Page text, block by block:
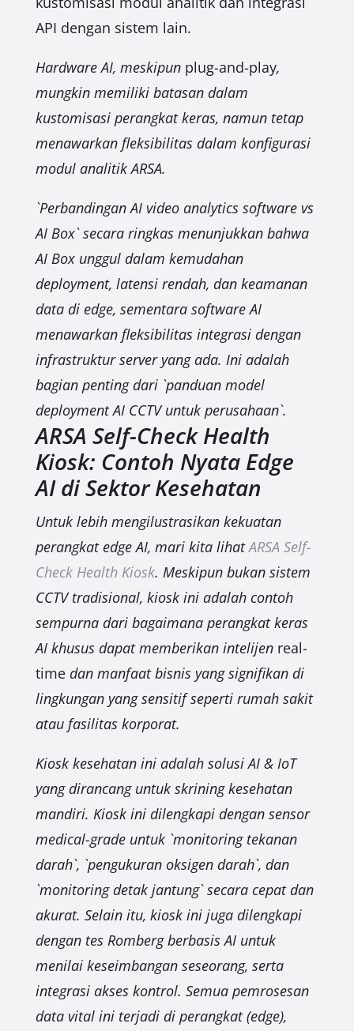
API dengan sistem lain.
Hardware AI, meskipun plug-and-play,
mungkin memiliki batasan dalam
kustomisasi perangkat keras, namun tetap
menawarkan fleksibilitas dalam konfigurasi
modul analitik ARSA.
`Perbandingan AI video analytics software vs
AI Box` secara ringkas menunjukkan bahwa
AI Box unggul dalam kemudahan
deployment, latensi rendah, dan keamanan
data di edge, sementara software AI
menawarkan fleksibilitas integrasi dengan
infrastruktur server yang ada. Ini adalah
bagian penting dari `panduan model
deployment AI CCTV untuk perusahaan`.
ARSA Self-Check Health
Kiosk: Contoh Nyata Edge
AI di Sektor Kesehatan
Untuk lebih mengilustrasikan kekuatan
perangkat edge AI, mari kita lihatARSA Self-
Check Health Kiosk. Meskipun bukan sistem
CCTV tradisional, kiosk ini adalah contoh
sempurna dari bagaimana perangkat keras
AI khusus dapat memberikan intelijen real-
timedan manfaat bisnis yang signifikan di
lingkungan yang sensitif seperti rumah sakit
atau fasilitas korporat.
Kiosk kesehatan ini adalah solusi AI & IoT
yang dirancang untuk skrining kesehatan
mandiri. Kiosk ini dilengkapi dengan sensor
medical-grade untuk `monitoring tekanan
darah`, `pengukuran oksigen darah`, dan
`monitoring detak jantung` secara cepat dan
akurat. Selain itu, kiosk ini juga dilengkapi
dengan tes Romberg berbasis AI untuk
menilai keseimbangan seseorang, serta
integrasi akses kontrol. Semua pemrosesan
data vital ini terjadi di perangkat (edge),